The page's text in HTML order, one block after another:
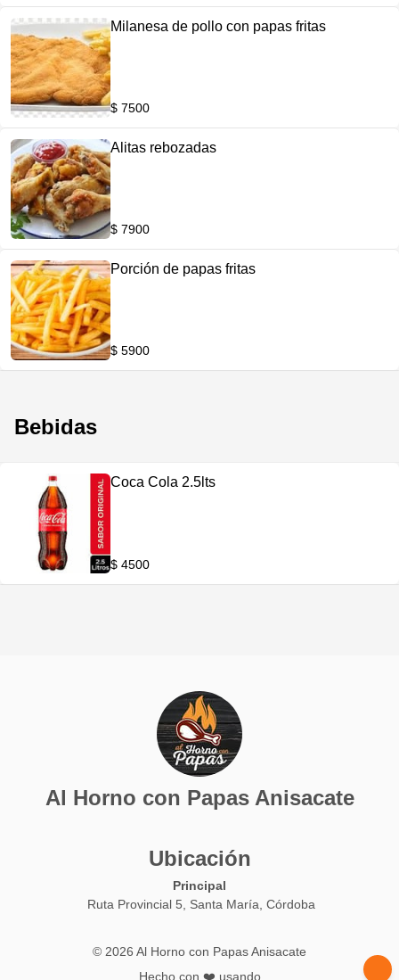
Milanesa de pollo con papas fritas
$ 7500
Alitas rebozadas
$ 7900
Porción de papas fritas
$ 5900
Bebidas
Coca Cola 2.5lts
$ 4500
Al Horno con Papas Anisacate
Ubicación
Principal
Ruta Provincial 5, Santa María, Córdoba
© 2026 Al Horno con Papas Anisacate
Hecho con ❤️ usando